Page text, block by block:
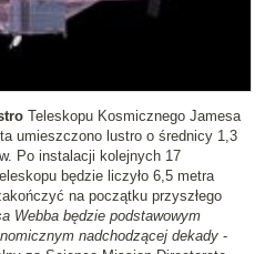
Teleskopu Kosmicznego Jamesa
umieszczono lustro o średnicy 1,3
Po instalacji kolejnych 17
będzie liczyło 6,5 metra
na początku przyszłego
Webba będzie podstawowym
nadchodzącej dekady -